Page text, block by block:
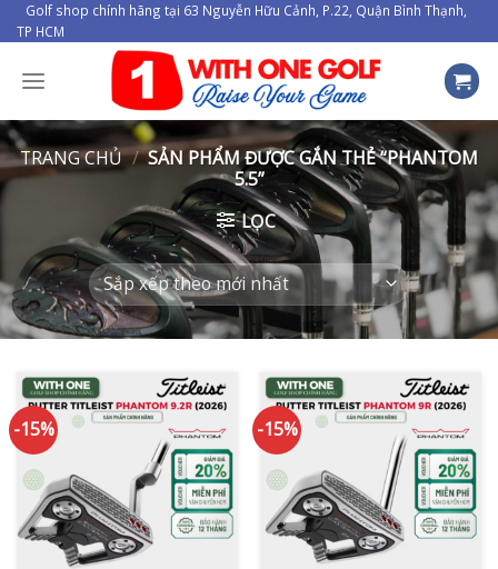
Skip
to
content
Golf shop chính hãng tại 63 Nguyễn Hữu Cảnh, P.22, Quận Bình Thạnh,
TP HCM
TRANG CHỦ / SẢN PHẨM ĐƯỢC GẮN THẺ “PHANTOM
5.5”
LỌC
-15% -15%